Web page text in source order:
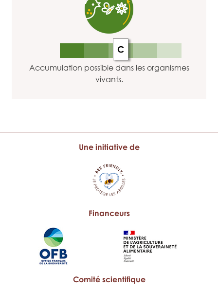
C
Accumulation possible dans les organismes
vivants.
Une initiative de
Financeurs
Comité scientifique